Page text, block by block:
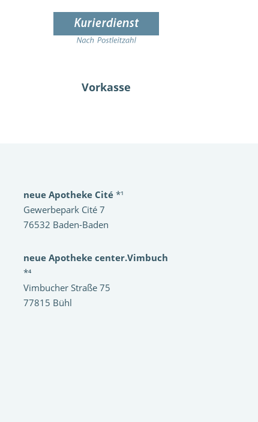
Vorkasse
neue Apotheke Cité *¹
Gewerbepark Cité 7
76532 Baden-Baden
neue Apotheke center.Vimbuch
*⁴
Vimbucher Straße 75
77815 Bühl